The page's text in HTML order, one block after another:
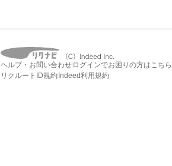
ヘルプ・お問い合わせ ログインでお困りの方はこちら
リクルートID規約 Indeed利用規約